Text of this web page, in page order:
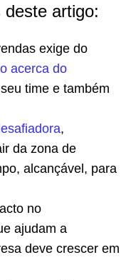
deste artigo:
exige do
acerca do
time e também
,
da zona de
alcançável, para
no
ajudam a
deve crescer em